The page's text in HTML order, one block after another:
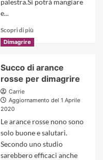
e...
Scopri di piùRead
more
about
mangiando
tutto
Dimagrire
Succo di arance
rosse per dimagrire
Carrie
Aggiornamento del 1 Aprile
2020
Le arance rosse nono sono
solo buone e salutari.
Secondo uno studio
sarebbero efficaci anche